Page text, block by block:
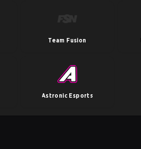
Team Fusion
Astronic Esports